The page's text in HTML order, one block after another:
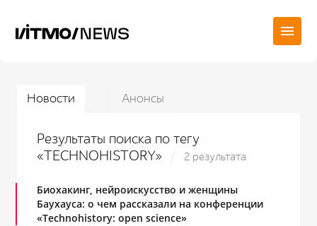
Новости Анонсы
Результаты поиска по тегу
«TECHNOHISTORY»
2 результата
Биохакинг, нейроискусство и женщины
Баухауса: о чем рассказали на конференции
«Technohistory: open science»